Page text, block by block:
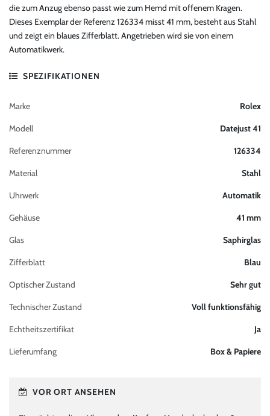
die zum Anzug ebenso passt wie zum Hemd mit offenem Kragen.
Dieses Exemplar der Referenz 126334 misst 41 mm, besteht aus Stahl
und zeigt ein blaues Zifferblatt. Angetrieben wird sie von einem
Automatikwerk.
SPEZIFIKATIONEN
Marke Rolex
Modell Datejust 41
Referenznummer 126334
Material Stahl
Uhrwerk Automatik
Gehäuse 41 mm
Glas Saphirglas
Zifferblatt Blau
Optischer Zustand Sehr gut
Technischer Zustand Voll funktionsfähig
Echtheitszertifikat Ja
Lieferumfang Box & Papiere
VOR ORT ANSEHEN